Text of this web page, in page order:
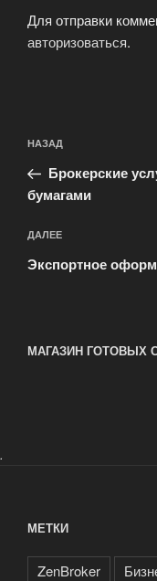
Для отправки
авторизоваться.
по
записям
Предыдущая
запись:
НАЗАД
Брокерские
бумагами
Следующая
запись
ДАЛЕЕ
Экспортное
МАГАЗИН ГОТОВЫХ
.
МЕТКИ
ZenBroker